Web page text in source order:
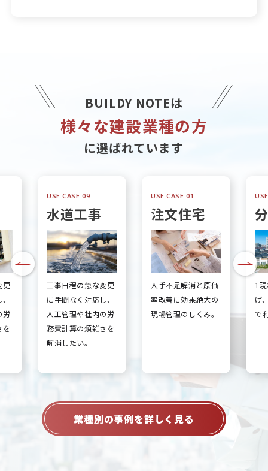
BUILDY NOTEは
様々な建設業種の方
に選ばれています
更
労
を
USE CASE 09
水道工事
工事日程の急な変更
に手間なく対応し、
人工管理や社内の労
務費計算の煩雑さを
解消したい。
USE CASE 01
注文住宅
人手不足解消と原価
率改善に効果絶大の
現場管理のしくみ。
1
げ
で
業種別の事例を詳しく見る